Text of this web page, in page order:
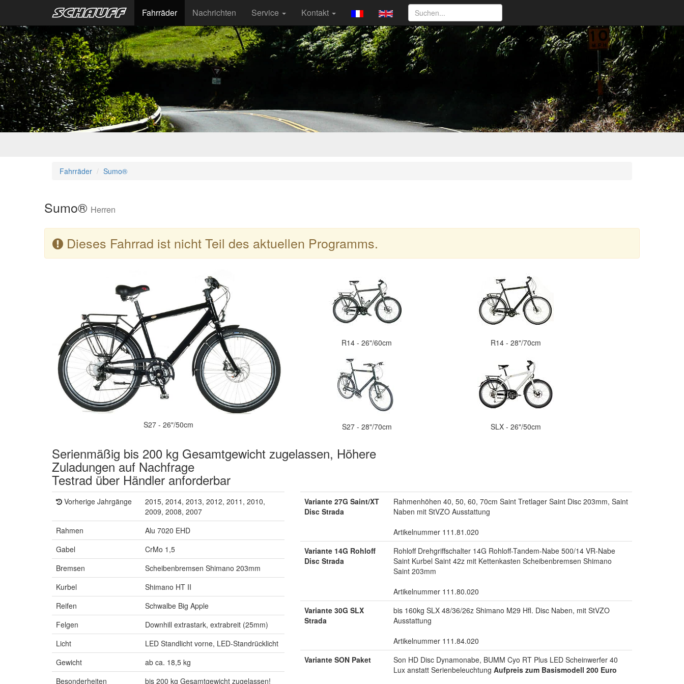
Fahrräder Nachrichten Service Kontakt
Fahrräder Sumo®
Sumo® Herren
Dieses Fahrrad ist nicht Teil des aktuellen Programms.
S27 - 26"/50cm
R14 - 26"/60cm R14 - 28"/70cm
S27 - 28"/70cm SLX - 26"/50cm
Serienmäßig bis 200 kg Gesamtgewicht zugelassen, Höhere
Zuladungen auf Nachfrage
Testrad über Händler anforderbar
Vorherige Jahrgänge
2015, 2014, 2013, 2012, 2011, 2010,
2009, 2008, 2007
Rahmen
Alu 7020 EHD
Gabel
CrMo 1,5
Bremsen
Scheibenbremsen Shimano 203mm
Kurbel
Shimano HT II
Reifen
Schwalbe Big Apple
Felgen
Downhill extrastark, extrabreit (25mm)
Licht
LED Standlicht vorne, LED-Standrücklicht
Gewicht
ab ca. 18,5 kg
Besonderheiten
bis 200 kg Gesamtgewicht zugelassen!
Variante 27G Saint/XT
Disc Strada
Rahmenhöhen 40, 50, 60, 70cm Saint Tretlager Saint Disc 203mm, Saint
Naben mit StVZO Ausstattung
Artikelnummer 111.81.020
Variante 14G Rohloff
Disc Strada
Rohloff Drehgriffschalter 14G Rohloff-Tandem-Nabe 500/14 VR-Nabe
Saint Kurbel Saint 42z mit Kettenkasten Scheibenbremsen Shimano
Saint 203mm
Artikelnummer 111.80.020
Variante 30G SLX
Strada
bis 160kg SLX 48/36/26z Shimano M29 Hfl. Disc Naben, mit StVZO
Ausstattung
Artikelnummer 111.84.020
Variante SON Paket
Son HD Disc Dynamonabe, BUMM Cyo RT Plus LED Scheinwerfer 40
Lux anstatt Serienbeleuchtung Aufpreis zum Basismodell 200 Euro